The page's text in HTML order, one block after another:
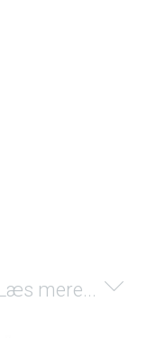
mere...